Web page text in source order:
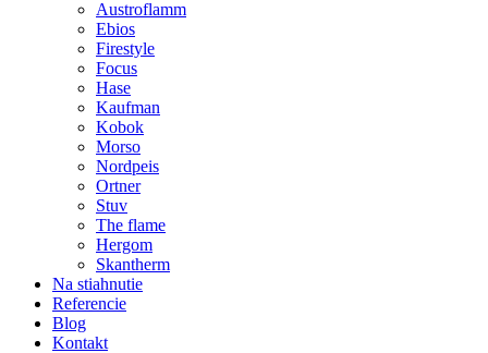
Austroflamm
Ebios
Firestyle
Focus
Hase
Kaufman
Kobok
Morso
Nordpeis
Ortner
Stuv
The flame
Hergom
Skantherm
Na stiahnutie
Referencie
Blog
Kontakt